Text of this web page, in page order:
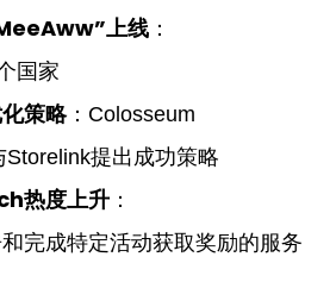
上线 ：
国家
策略：Colosseum
Storelink提出成功策略
热度上升 ：
完成特定活动获取奖励的服务